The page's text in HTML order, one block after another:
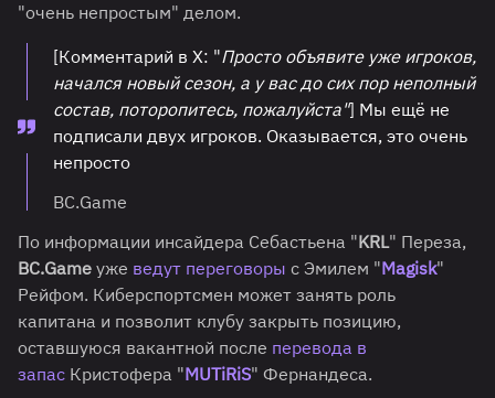
"очень непростым" делом.
[Комментарий в X: "Просто объявите уже игроков,
начался новый сезон, а у вас до сих пор неполный
состав, поторопитесь, пожалуйста"] Мы ещё не
подписали двух игроков. Оказывается, это очень
непросто
BC.Game
По информации инсайдера Себастьена "KRL" Переза,
BC.Game уже ведут переговоры с Эмилем "Magisk"
Рейфом. Киберспортсмен может занять роль
капитана и позволит клубу закрыть позицию,
оставшуюся вакантной после перевода в
запас Кристофера "MUTiRiS" Фернандеса.